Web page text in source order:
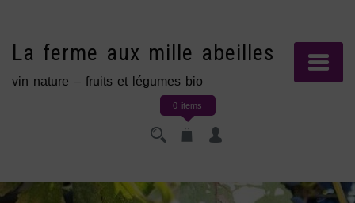
content
La ferme aux mille abeilles
vin nature – fruits et légumes bio
0 items